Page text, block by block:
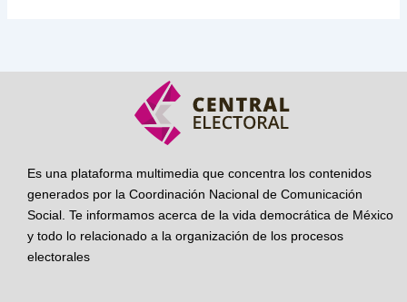
Es una plataforma multimedia que concentra los contenidos
generados por la Coordinación Nacional de Comunicación
Social. Te informamos acerca de la vida democrática de México
y todo lo relacionado a la organización de los procesos
electorales